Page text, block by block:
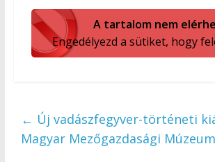
A tartalom nem
Engedélyezd a sütiket, hogy
← Új vadászfegyver-történeti
Magyar Mezőgazdasági